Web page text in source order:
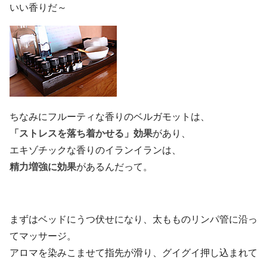
いい香りだ～
ちなみにフルーティな香りのベルガモットは、
「ストレスを落ち着かせる」効果があり、
エキゾチックな香りのイランイランは、
精力増強に効果があるんだって。
まずはベッドにうつ伏せになり、太もものリンパ管に沿っ
てマッサージ。
アロマを染みこませて指先が滑り、グイグイ押し込まれて